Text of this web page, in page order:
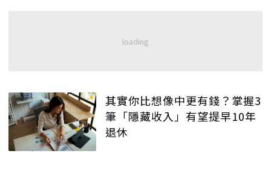
其實你比想像中更有錢？掌握3
筆「隱藏收入」有望提早10年
退休